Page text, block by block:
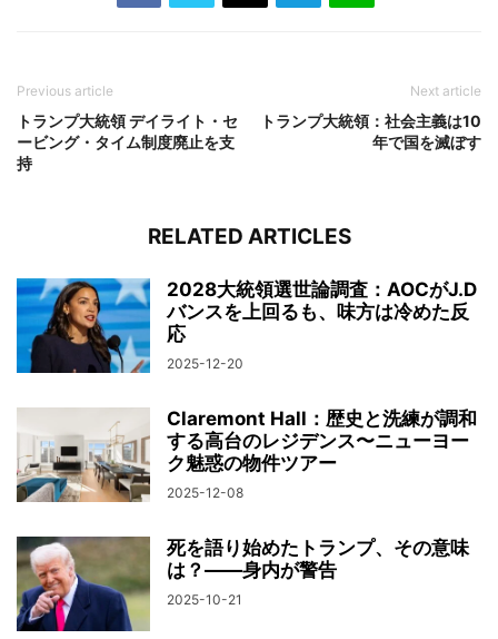
Previous article
トランプ大統領 デイライト・セ
ービング・タイム制度廃止を支
持
Next article
トランプ大統領：社会主義は10
年で国を滅ぼす
RELATED ARTICLES
2028大統領選世論調査：AOCがJ.D
バンスを上回るも、味方は冷めた反
応
2025-12-20
Claremont Hall：歴史と洗練が調和
する高台のレジデンス〜ニューヨー
ク魅惑の物件ツアー
2025-12-08
死を語り始めたトランプ、その意味
は？――身内が警告
2025-10-21